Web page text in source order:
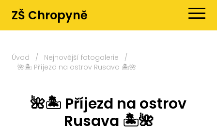
ZŠ Chropyně
Úvod / Nejnovější fotogalerie
/
🌺🏝️ Příjezd na ostrov Rusava 🏝️🌺
🌺🏝️ Příjezd na ostrov
Rusava 🏝️🌺